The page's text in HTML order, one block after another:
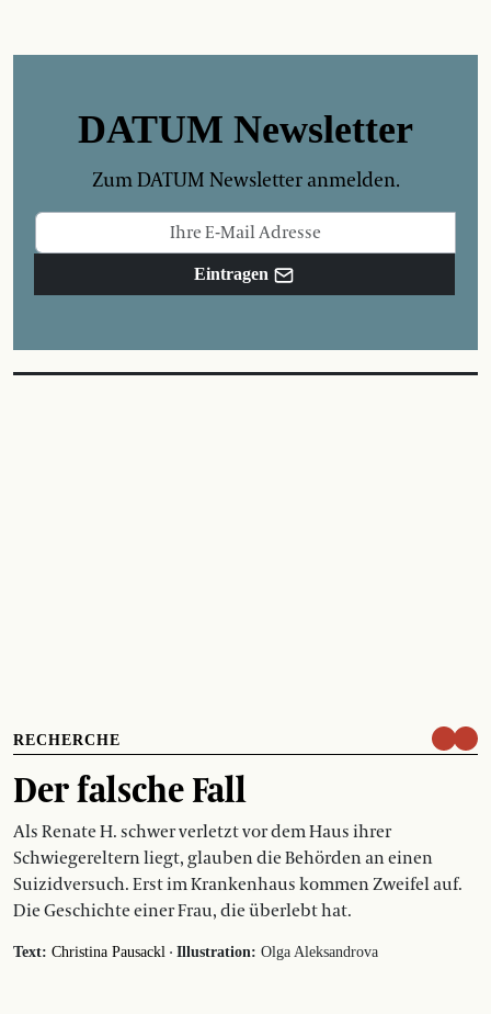
DATUM Newsletter
Zum DATUM Newsletter anmelden.
Eintragen
RECHERCHE
Der falsche Fall
Als Renate H. schwer verletzt vor dem Haus ihrer
Schwiegereltern liegt, glauben die Behörden an einen
Suizidversuch. Erst im Krankenhaus kommen Zweifel auf.
Die Geschichte einer Frau, die überlebt hat.
Text: Christina Pausackl · Illustration: Olga Aleksandrova